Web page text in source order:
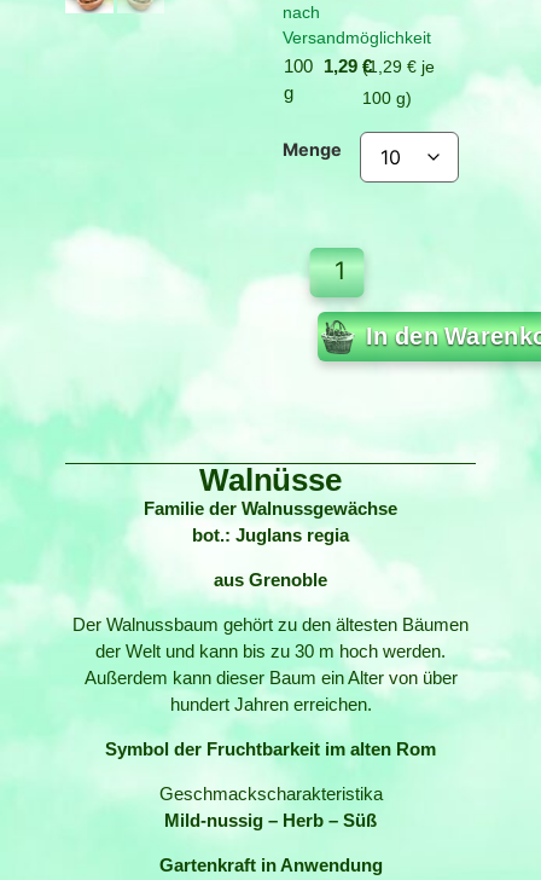
nach
Versandmöglichkeit
100
g
1,29€1,29 €je
100 g
Menge
In den
Walnüsse
Familie der Walnussgewächse
bot.: Juglans regia
aus Grenoble
Der Walnussbaum gehört zu den ältesten Bäumen
der Welt und kann bis zu 30 m hoch werden.
Außerdem kann dieser Baum ein Alter von über
hundert Jahren erreichen.
Symbol der Fruchtbarkeit im alten Rom
Geschmackscharakteristika
Mild-nussig – Herb – Süß
Gartenkraft in Anwendung